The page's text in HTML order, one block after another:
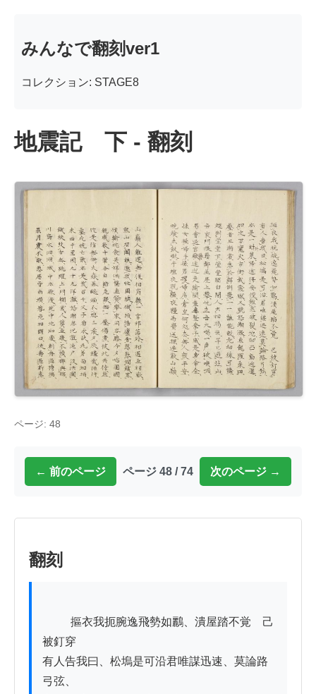
みんなで翻刻ver1
コレクション: STAGE8
地震記 下 - 翻刻
ページ: 48
← 前のページ ページ 48 / 74 次のページ →
翻刻
被釘穿
有人告我曰、松塢是可沿君唯謀迅速、莫論路
弓弦、